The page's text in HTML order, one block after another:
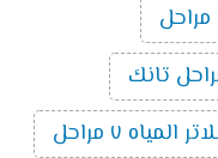
٧ مراحل